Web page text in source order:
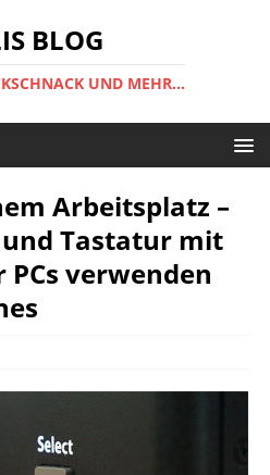
BLOG
UND MEHR...
Arbeitsplatz –
Tastatur mit
verwenden